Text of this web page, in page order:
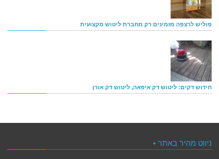
פוליש לרצפה מזמינים רק מחברת ליטוש מקצועית
חידוש דקים: ליטוש דק איפאה, ליטוש דק אורן
ניווט מהיר באתר •